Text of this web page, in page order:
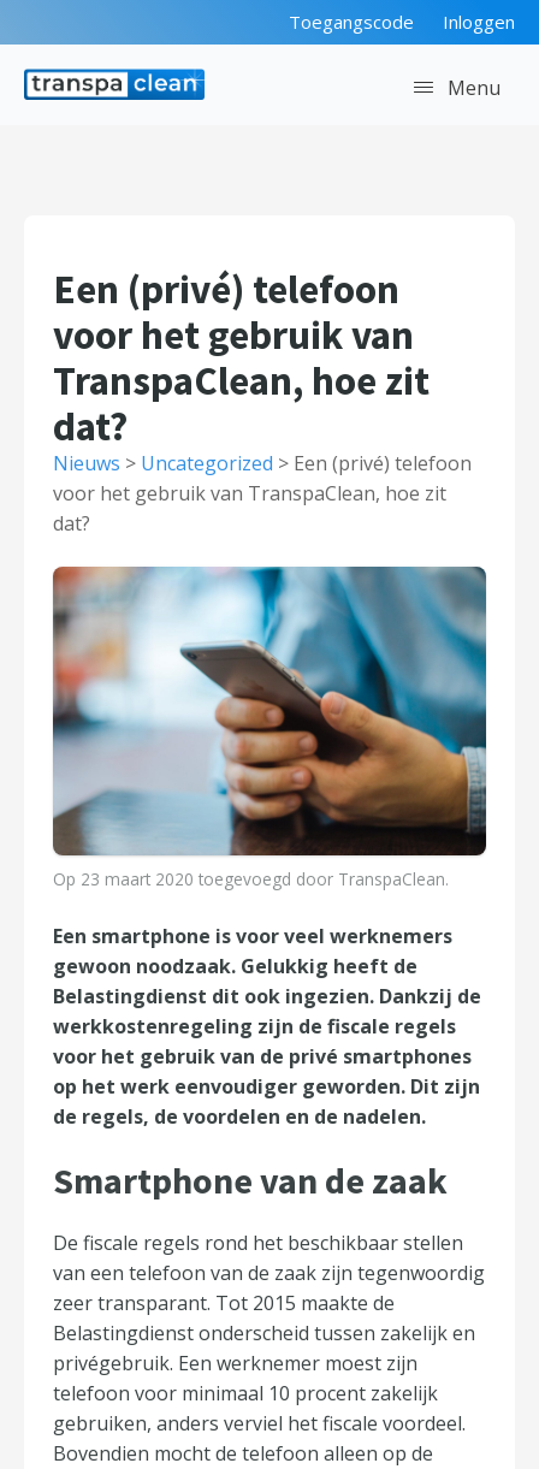
Toegangscode Inloggen
Menu
Een (privé) telefoon
voor het gebruik van
TranspaClean, hoe zit
dat?
Nieuws > Uncategorized > Een (privé) telefoon
voor het gebruik van TranspaClean, hoe zit
dat?
Op 23 maart 2020 toegevoegd door TranspaClean.
Een smartphone is voor veel werknemers
gewoon noodzaak. Gelukkig heeft de
Belastingdienst dit ook ingezien. Dankzij de
werkkostenregeling zijn de fiscale regels
voor het gebruik van de privé smartphones
op het werk eenvoudiger geworden. Dit zijn
de regels, de voordelen en de nadelen.
Smartphone van de zaak
De fiscale regels rond het beschikbaar stellen
van een telefoon van de zaak zijn tegenwoordig
zeer transparant. Tot 2015 maakte de
Belastingdienst onderscheid tussen zakelijk en
privégebruik. Een werknemer moest zijn
telefoon voor minimaal 10 procent zakelijk
gebruiken, anders verviel het fiscale voordeel.
Bovendien mocht de telefoon alleen op de